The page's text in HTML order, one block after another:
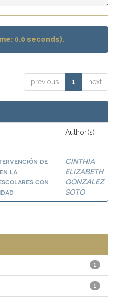
0.0 seconds).
previous 1 next
Author(s)
de
la
con
CINTHIA
ELIZABETH
GONZALEZ
SOTO
1
1